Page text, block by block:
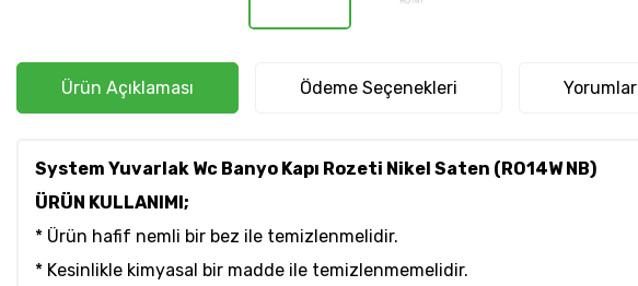
Ürün Açıklaması Ödeme Seçenekleri Yorumlar
System Yuvarlak Wc Banyo Kapı Rozeti Nikel Saten (RO14W NB)
ÜRÜN KULLANIMI;
* Ürün hafif nemli bir bez ile temizlenmelidir.
* Kesinlikle kimyasal bir madde ile temizlenmemelidir.